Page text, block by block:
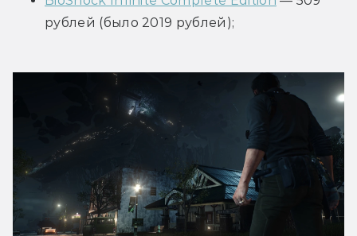
рублей (было 2019 рублей);